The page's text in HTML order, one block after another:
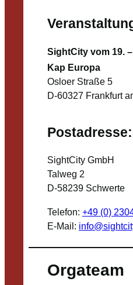
SightCity vom 19.
Kap Europa
Osloer Straße 5
D-60327 Frankfurt
Postadresse:
SightCity GmbH
Talweg 2
D-58239 Schwerte
Telefon: +49 (0)
E-Mail:
Orgateam